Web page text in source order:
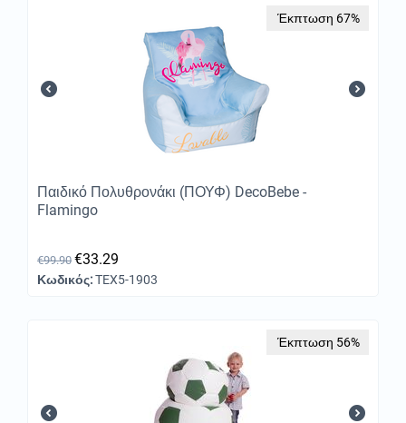
Έκπτωση 67%
Παιδικό Πολυθρονάκι (ΠΟΥΦ) DecoBebe -
Flamingo
€99.90 €33.29
Κωδικός:TEX5-1903
Έκπτωση 56%